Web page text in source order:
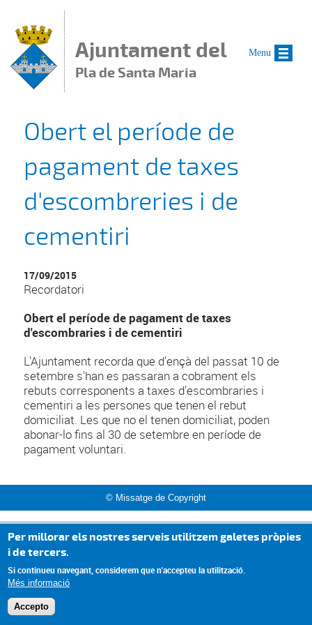
Ajuntament del
Pla de Santa Maria
Obert el període de
pagament de taxes
d'escombreries i de
cementiri
17/09/2015
Recordatori
Obert el període de pagament de taxes
d'escombraries i de cementiri
L'Ajuntament recorda que d'ençà del passat 10 de
setembre s'han es passaran a cobrament els
rebuts corresponents a taxes d’escombraries i
cementiri a les persones que tenen el rebut
domiciliat. Les que no el tenen domiciliat, poden
abonar-lo fins al 30 de setembre en període de
pagament voluntari.
© Missatge de Copyright
Menu
Per millorar els nostres serveis utilitzem galetes pròpies
i de tercers.
Si continueu navegant, considerem que n'accepteu la utilització.
Més informació
Accepto